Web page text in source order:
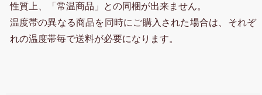
性質上、「常温商品」との同梱が出来ません。
温度帯の異なる商品を同時にご購入された場合は、それぞ
れの温度帯毎で送料が必要になります。